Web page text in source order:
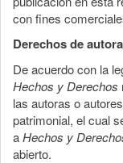
con fines
Derechos de
De acuerdo con la
Hechos y Derechos
las autoras o
patrimonial, el cual
aHechos y
abierto.